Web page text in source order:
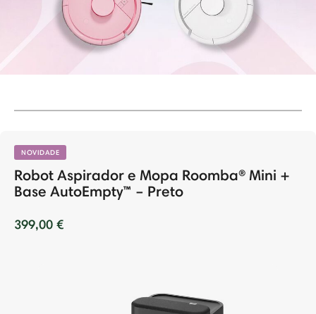
NOVIDADE
Robot Aspirador e Mopa Roomba® Mini +
Base AutoEmpty™ – Preto
399,00 €